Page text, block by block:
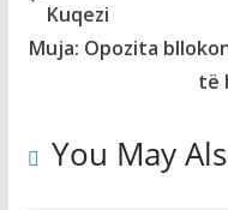
Kuqezi
Muja: Opozita
të
You May